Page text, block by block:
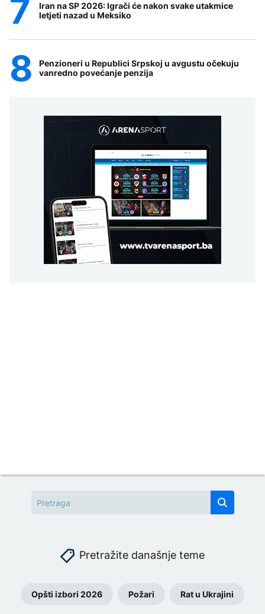
Iran na SP 2026: Igrači će nakon svake utakmice
letjeti nazad u Meksiko
Penzioneri u Republici Srpskoj u avgustu očekuju
vanredno povećanje penzija
Pretražite današnje teme
Opšti izbori 2026 Požari Rat u Ukrajini